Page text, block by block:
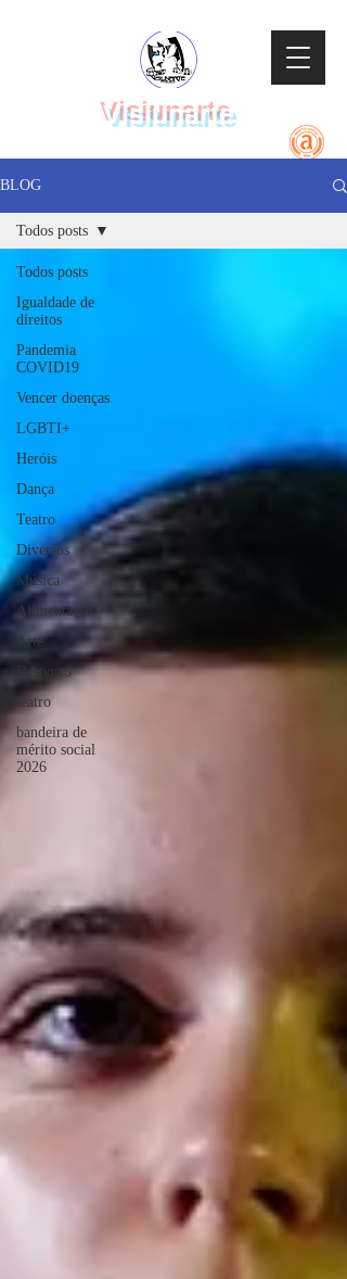
Visiunarte
BLOG
Todos posts
Igualdade de
direitos
Pandemia
COVID19
Vencer doenças
LGBTI+
Heróis
Dança
Teatro
Diversos
Música
Alimentação
Arte
Desporto
teatro
bandeira de
mérito social
2026
Todos posts